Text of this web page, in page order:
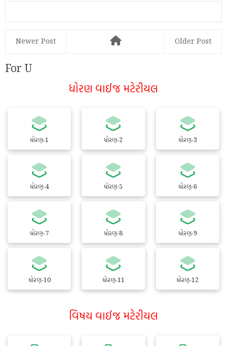
Newer Post Older Post
For U
ધોરણ વાઈજ મટેરીયલ
ધોરણ-1 ધોરણ-2 ધોરણ-3
ધોરણ-4 ધોરણ-5 ધોરણ-6
ધોરણ-7 ધોરણ-8 ધોરણ-9
ધોરણ-10 ધોરણ-11 ધોરણ-12
વિષય વાઈજ મટેરીયલ